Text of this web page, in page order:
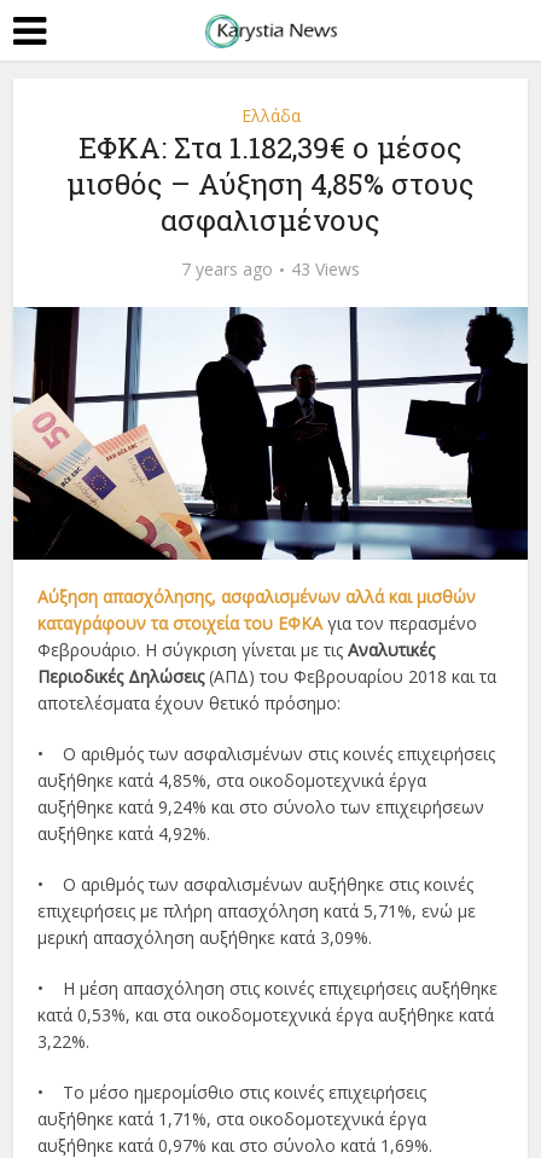
Ελλάδα
ΕΦΚΑ: Στα 1.182,39€ ο μέσος
μισθός – Αύξηση 4,85% στους
ασφαλισμένους
7 years ago 43 Views
Αύξηση απασχόλησης, ασφαλισμένων αλλά και μισθών
καταγράφουν τα στοιχεία του ΕΦΚΑ για τον περασμένο
Φεβρουάριο. Η σύγκριση γίνεται με τιςΑναλυτικές
Περιοδικές Δηλώσεις(ΑΠΔ) του Φεβρουαρίου 2018 και τα
αποτελέσματα έχουν θετικό πρόσημο:
• Ο αριθμός των ασφαλισμένων στις κοινές επιχειρήσεις
αυξήθηκε κατά 4,85%, στα οικοδομοτεχνικά έργα
αυξήθηκε κατά 9,24% και στο σύνολο των επιχειρήσεων
αυξήθηκε κατά 4,92%.
• Ο αριθμός των ασφαλισμένων αυξήθηκε στις κοινές
επιχειρήσεις με πλήρη απασχόληση κατά 5,71%, ενώ με
μερική απασχόληση αυξήθηκε κατά 3,09%.
• Η μέση απασχόληση στις κοινές επιχειρήσεις αυξήθηκε
κατά 0,53%, και στα οικοδομοτεχνικά έργα αυξήθηκε κατά
3,22%.
• Το μέσο ημερομίσθιο στις κοινές επιχειρήσεις
αυξήθηκε κατά 1,71%, στα οικοδομοτεχνικά έργα
αυξήθηκε κατά 0,97% και στο σύνολο κατά 1,69%.